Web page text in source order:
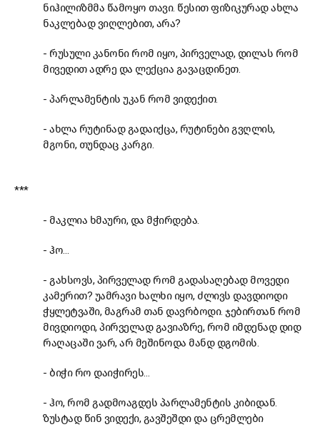
ნიჰილიზმმა წამოყო თავი. წესით ფიზიკურად ახლა
ნაკლებად ვიღლებით, არა?
- რუსული კანონი რომ იყო, პირველად, დილას რომ
მივედით ადრე და ლექცია გავაცდინეთ.
- პარლამენტის უკან რომ ვიდექით.
- ახლა რუტინად გადაიქცა, რუტინები გვღლის,
მგონი, თუნდაც კარგი.
***
- მაკლია ხმაური, და მჭირდება.
- ჰო…
- გახსოვს, პირველად რომ გადასაღებად მოვედი
კამერით? უამრავი ხალხი იყო, ძლივს დავდიოდი
ჭყლეტვაში, მაგრამ თან დავრბოდი. ჯებირთან რომ
მივდიოდი, პირველად გავიაზრე, რომ იმდენად დიდ
რაღაცაში ვარ, არ მეშინოდა მანდ დგომის.
- ბიჭი რო დაიჭირეს…
- ჰო, რომ გადმოაგდეს პარლამენტის კიბიდან.
ზუსტად წინ ვიდექი, გავშეშდი და ცრემლები